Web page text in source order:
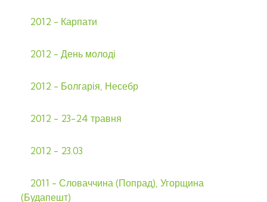
2012 - Карпати
2012 - День молоді
2012 - Болгарія, Несебр
2012 - 23-24 травня
2012 - 23.03
2011 - Словаччина (Попрад), Угорщина
(Будапешт)